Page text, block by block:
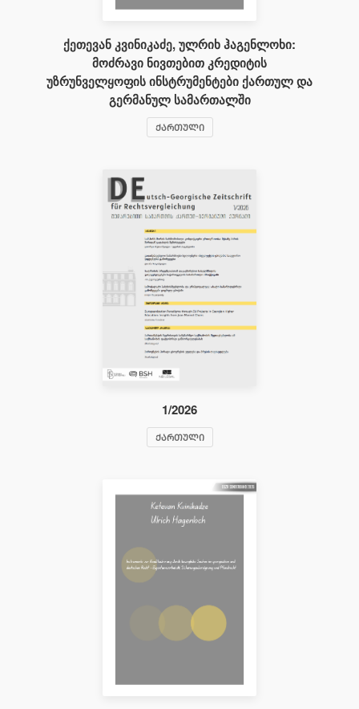
ქეთევან კვინიკაძე, ულრიხ ჰაგენლოხი:
მოძრავი ნივთებით კრედიტის
უზრუნველყოფის ინსტრუმენტები ქართულ და
გერმანულ სამართალში
ᲥᲐᲠᲗᲣᲚᲘ
1/2026
ᲥᲐᲠᲗᲣᲚᲘ